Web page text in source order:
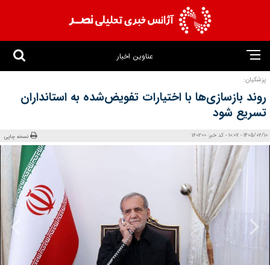
عناوین اخبار
پزشکیان:
روند بازسازی‌ها با اختیارات تفویض‌شده به استانداران
تسریع شود
1405/02/10 - 10:07 - کد خبر: 160200 نسخه چاپی